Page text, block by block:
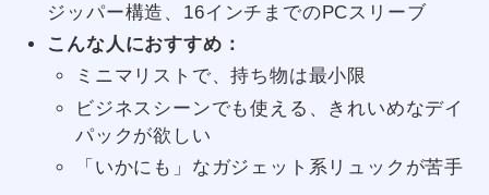
ジッパー構造、16インチまでのPCスリーブ
こんな人におすすめ：
ミニマリストで、持ち物は最小限
ビジネスシーンでも使える、きれいめなデイ
パックが欲しい
「いかにも」なガジェット系リュックが苦手